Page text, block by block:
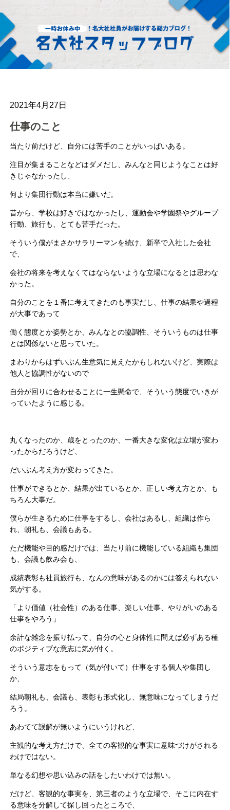
2021年4月27日
仕事のこと
当たり前だけど、自分には苦手のことがいっぱいある。
注目が集まることなどはダメだし、みんなと同じようなことは好
きじゃなかったし、
何より集団行動は本当に嫌いだ。
昔から、学校は好きではなかったし、運動会や学園祭やグループ
行動、旅行も、とても苦手だった。
そういう僕がまさかサラリーマンを続け、新卒で入社した会社
で、
会社の将来を考えなくてはならないような立場になるとは思わな
かった。
自分のことを１番に考えてきたのも事実だし、仕事の結果や過程
が大事であって
働く態度とか姿勢とか、みんなとの協調性、そういうものは仕事
とは関係ないと思っていた。
まわりからはずいぶん生意気に見えたかもしれないけど、実際は
他人と協調性がないので
自分が回りに合わせることに一生懸命で、そういう態度でいきが
っていたように感じる。
丸くなったのか、歳をとったのか、一番大きな変化は立場が変わ
ったからだろうけど、
だいぶん考え方が変わってきた。
仕事ができるとか、結果が出ているとか、正しい考え方とか、も
ちろん大事だ。
僕らが生きるために仕事をするし、会社はあるし、組織は作ら
れ、朝礼も、会議もある。
ただ機能や目的感だけでは、当たり前に機能している組織も集団
も、会議も飲み会も、
成績表彰も社員旅行も、なんの意味があるのかには答えられない
気がする。
「より価値（社会性）のある仕事、楽しい仕事、やりがいのある
仕事をやろう」
余計な雑念を振り払って、自分の心と身体性に問えば必ずある種
のポジティブな意志に気が付く。
そういう意志をもって（気が付いて）仕事をする個人や集団し
か、
結局朝礼も、会議も、表彰も形式化し、無意味になってしまうだ
ろう。
あわてて誤解が無いようにいうけれど、
主観的な考え方だけで、全ての客観的な事実に意味づけがされる
わけではない。
単なる幻想や思い込みの話をしたいわけでは無い。
だけど、客観的な事実を、第三者のような立場で、そこに内在す
る意味を分解して探し回ったところで、